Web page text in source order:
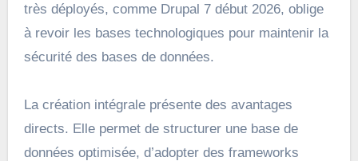
très déployés, comme Drupal 7 début 2026, oblige
à revoir les bases technologiques pour maintenir la
sécurité des bases de données.
La création intégrale présente des avantages
directs. Elle permet de structurer une base de
données optimisée, d’adopter des frameworks